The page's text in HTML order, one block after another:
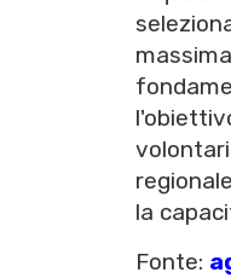
la
Fonte: